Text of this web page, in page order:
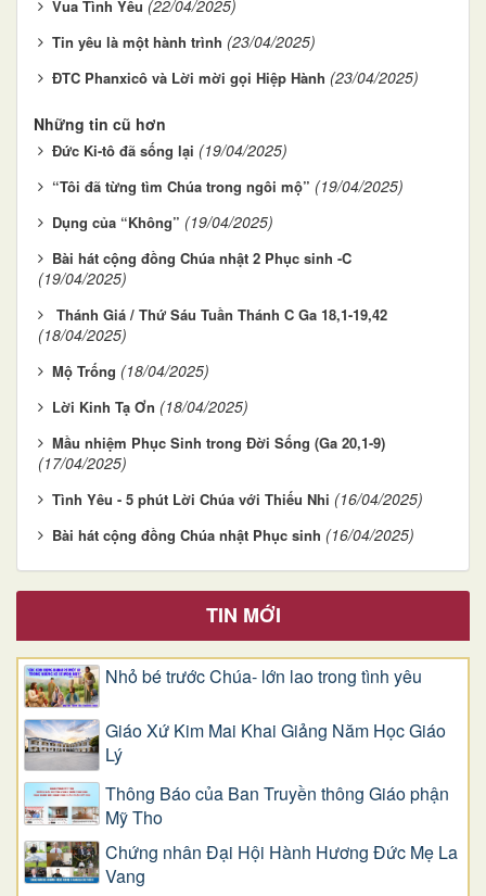
Vua Tình Yêu (22/04/2025)
Tin yêu là một hành trình (23/04/2025)
ĐTC Phanxicô và Lời mời gọi Hiệp Hành (23/04/2025)
Những tin cũ hơn
Đức Ki-tô đã sống lại (19/04/2025)
“Tôi đã từng tìm Chúa trong ngôi mộ” (19/04/2025)
Dụng của “Không” (19/04/2025)
Bài hát cộng đồng Chúa nhật 2 Phục sinh -C
(19/04/2025)
Thánh Giá / Thứ Sáu Tuần Thánh C Ga 18,1-19,42
(18/04/2025)
Mộ Trống (18/04/2025)
Lời Kinh Tạ Ơn (18/04/2025)
Mầu nhiệm Phục Sinh trong Đời Sống (Ga 20,1-9)
(17/04/2025)
Tình Yêu - 5 phút Lời Chúa với Thiếu Nhi (16/04/2025)
Bài hát cộng đồng Chúa nhật Phục sinh (16/04/2025)
TIN MỚI
Nhỏ bé trước Chúa- lớn lao trong tình yêu
Giáo Xứ Kim Mai Khai Giảng Năm Học Giáo
Lý
Thông Báo của Ban Truyền thông Giáo phận
Mỹ Tho
Chứng nhân Đại Hội Hành Hương Đức Mẹ La
Vang